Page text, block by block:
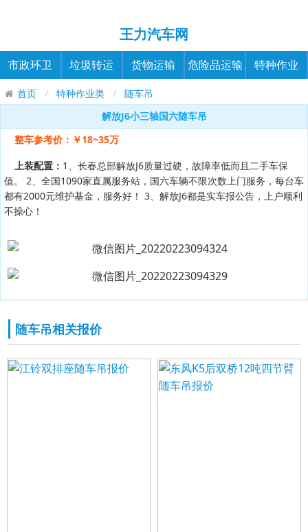
王力汽车网
市政环卫 垃圾转运 货物运输 危险品运输 特种作业
首页 特种作业类
随车吊
解放J6小三轴国六随车吊
整车参考价：￥18~35万
上装配置： 1、长春总部解放J6质量过硬，故障率低而且二手车保
值。 2、全国1090家直属服务站，国六车辆不限次数上门服务，每台车
都有2000元维护基金，服务好！ 3、解放J6都是实车报公告，上户顺利
不操心！
随车吊相关报价